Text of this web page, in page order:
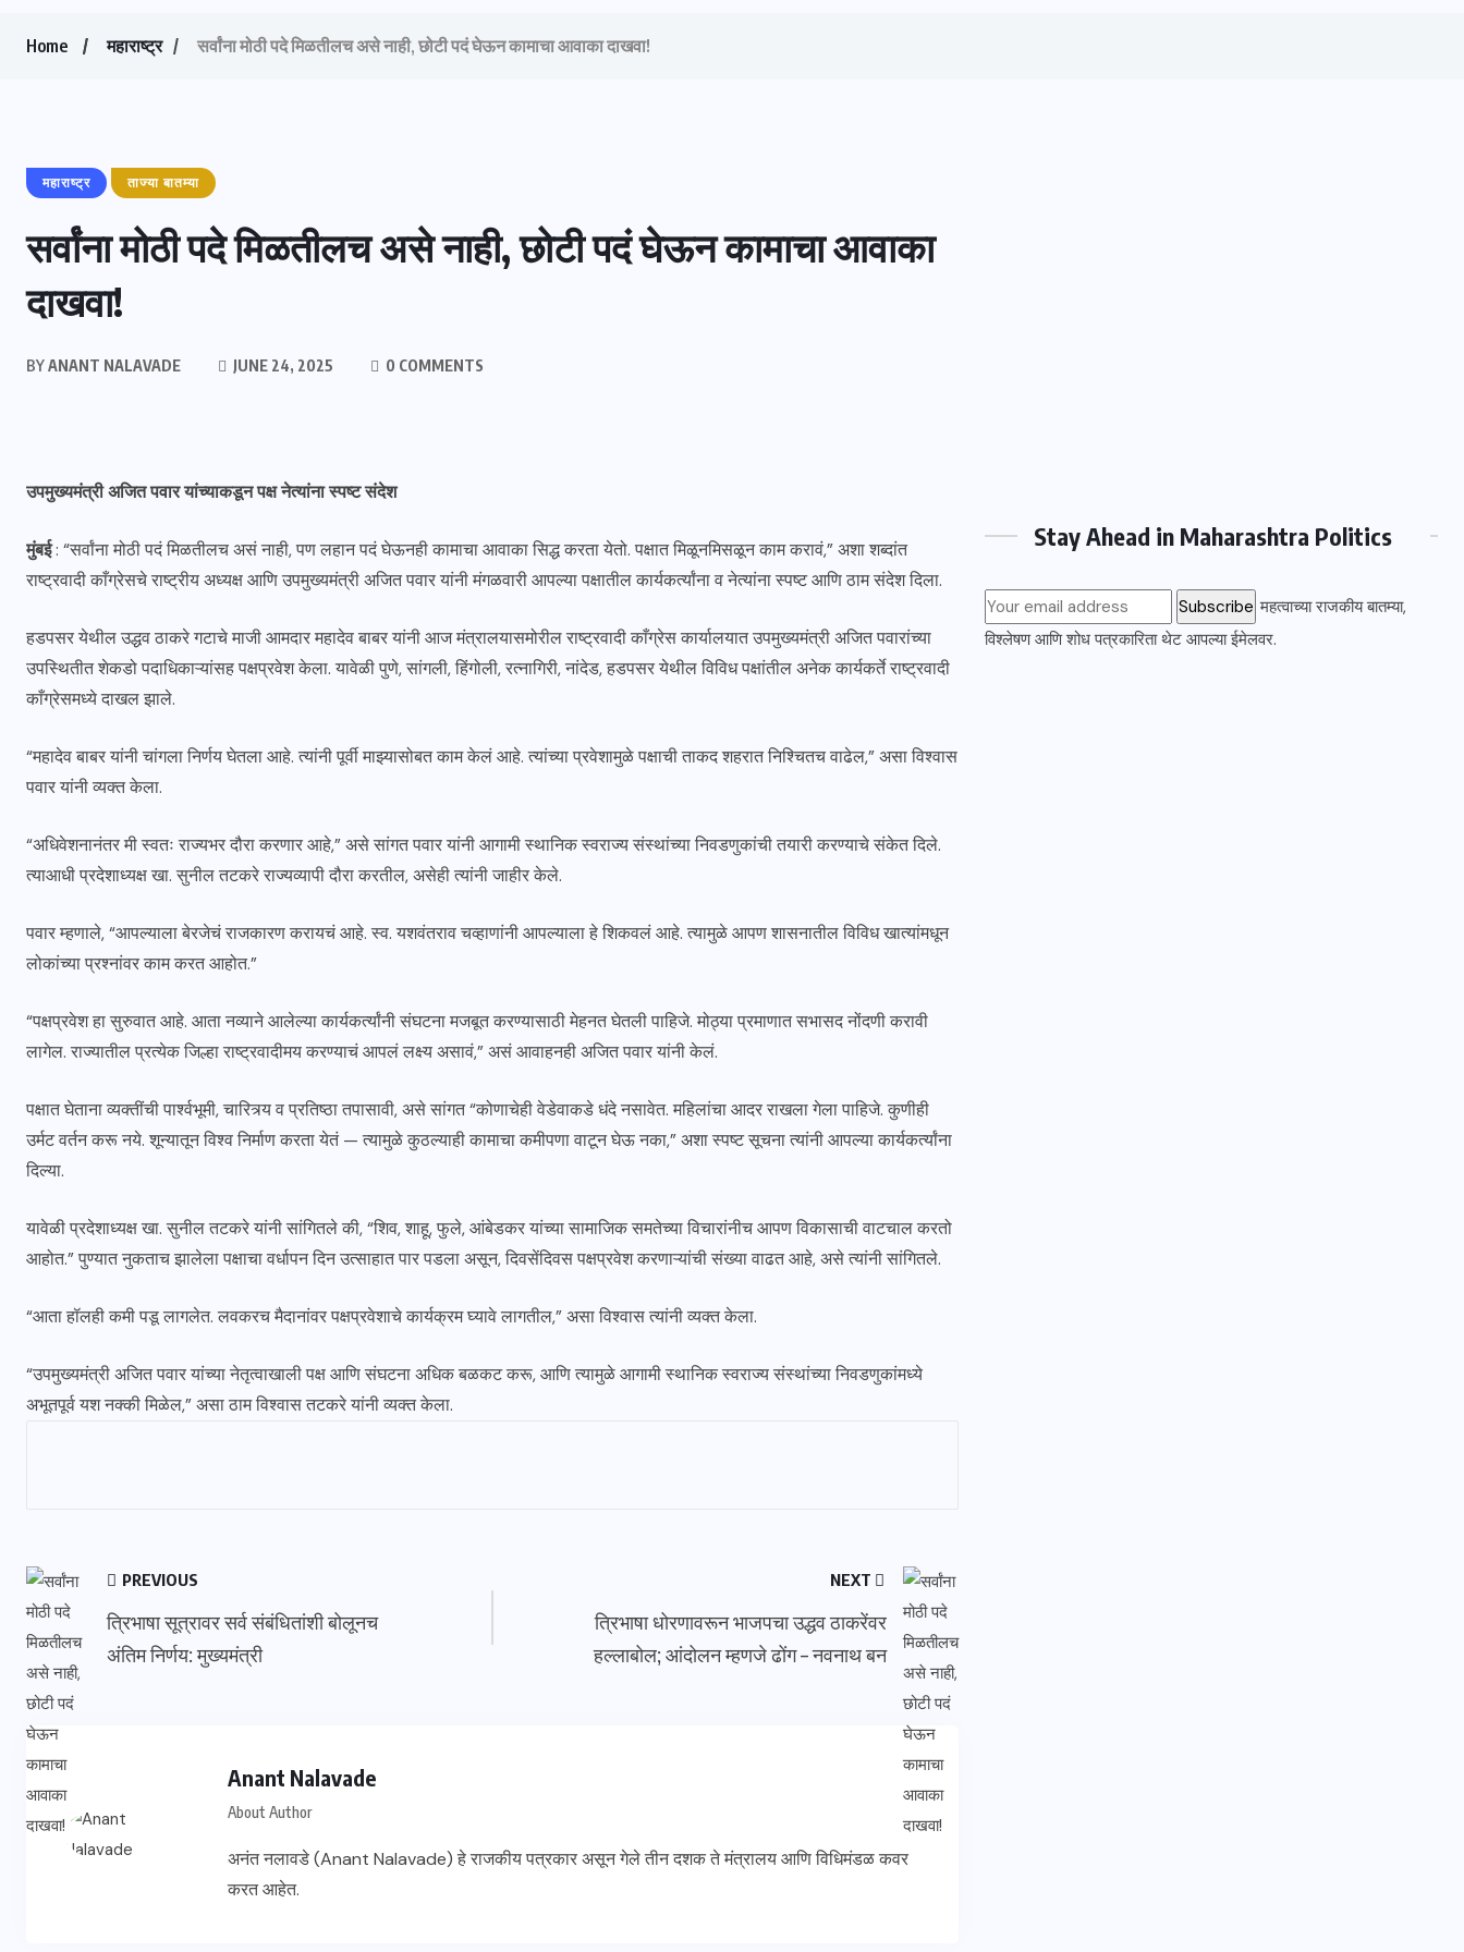
Home महाराष्ट्र सर्वांना मोठी पदे मिळतीलच असे नाही, छोटी पदं घेऊन कामाचा आवाका दाखवा!
महाराष्ट्र ताज्या बातम्या
सर्वांना मोठी पदे मिळतीलच असे नाही, छोटी पदं घेऊन कामाचा आवाका
दाखवा!
BYANANT NALAVADE JUNE 24, 2025 0 COMMENTS
उपमुख्यमंत्री अजित पवार यांच्याकडून पक्ष नेत्यांना स्पष्ट संदेश
मुंबई: “सर्वांना मोठी पदं मिळतीलच असं नाही, पण लहान पदं घेऊनही कामाचा आवाका सिद्ध करता येतो. पक्षात मिळूनमिसळून काम करावं,” अशा शब्दांत
राष्ट्रवादी काँग्रेसचे राष्ट्रीय अध्यक्ष आणि उपमुख्यमंत्री अजित पवार यांनी मंगळवारी आपल्या पक्षातील कार्यकर्त्यांना व नेत्यांना स्पष्ट आणि ठाम संदेश दिला.
हडपसर येथील उद्धव ठाकरे गटाचे माजी आमदार महादेव बाबर यांनी आज मंत्रालयासमोरील राष्ट्रवादी काँग्रेस कार्यालयात उपमुख्यमंत्री अजित पवारांच्या
उपस्थितीत शेकडो पदाधिकाऱ्यांसह पक्षप्रवेश केला. यावेळी पुणे, सांगली, हिंगोली, रत्नागिरी, नांदेड, हडपसर येथील विविध पक्षांतील अनेक कार्यकर्ते राष्ट्रवादी
काँग्रेसमध्ये दाखल झाले.
“महादेव बाबर यांनी चांगला निर्णय घेतला आहे. त्यांनी पूर्वी माझ्यासोबत काम केलं आहे. त्यांच्या प्रवेशामुळे पक्षाची ताकद शहरात निश्चितच वाढेल,” असा विश्वास
पवार यांनी व्यक्त केला.
“अधिवेशनानंतर मी स्वतः राज्यभर दौरा करणार आहे,” असे सांगत पवार यांनी आगामी स्थानिक स्वराज्य संस्थांच्या निवडणुकांची तयारी करण्याचे संकेत दिले.
त्याआधी प्रदेशाध्यक्ष खा. सुनील तटकरे राज्यव्यापी दौरा करतील, असेही त्यांनी जाहीर केले.
पवार म्हणाले, “आपल्याला बेरजेचं राजकारण करायचं आहे. स्व. यशवंतराव चव्हाणांनी आपल्याला हे शिकवलं आहे. त्यामुळे आपण शासनातील विविध खात्यांमधून
लोकांच्या प्रश्नांवर काम करत आहोत.”
“पक्षप्रवेश हा सुरुवात आहे. आता नव्याने आलेल्या कार्यकर्त्यांनी संघटना मजबूत करण्यासाठी मेहनत घेतली पाहिजे. मोठ्या प्रमाणात सभासद नोंदणी करावी
लागेल. राज्यातील प्रत्येक जिल्हा राष्ट्रवादीमय करण्याचं आपलं लक्ष्य असावं,” असं आवाहनही अजित पवार यांनी केलं.
पक्षात घेताना व्यक्तींची पार्श्वभूमी, चारित्र्य व प्रतिष्ठा तपासावी, असे सांगत “कोणाचेही वेडेवाकडे धंदे नसावेत. महिलांचा आदर राखला गेला पाहिजे. कुणीही
उर्मट वर्तन करू नये. शून्यातून विश्व निर्माण करता येतं — त्यामुळे कुठल्याही कामाचा कमीपणा वाटून घेऊ नका,” अशा स्पष्ट सूचना त्यांनी आपल्या कार्यकर्त्यांना
दिल्या.
यावेळी प्रदेशाध्यक्ष खा. सुनील तटकरे यांनी सांगितले की, “शिव, शाहू, फुले, आंबेडकर यांच्या सामाजिक समतेच्या विचारांनीच आपण विकासाची वाटचाल करतो
आहोत.” पुण्यात नुकताच झालेला पक्षाचा वर्धापन दिन उत्साहात पार पडला असून, दिवसेंदिवस पक्षप्रवेश करणाऱ्यांची संख्या वाढत आहे, असे त्यांनी सांगितले.
“आता हॉलही कमी पडू लागलेत. लवकरच मैदानांवर पक्षप्रवेशाचे कार्यक्रम घ्यावे लागतील,” असा विश्वास त्यांनी व्यक्त केला.
“उपमुख्यमंत्री अजित पवार यांच्या नेतृत्वाखाली पक्ष आणि संघटना अधिक बळकट करू, आणि त्यामुळे आगामी स्थानिक स्वराज्य संस्थांच्या निवडणुकांमध्ये
अभूतपूर्व यश नक्की मिळेल,” असा ठाम विश्वास तटकरे यांनी व्यक्त केला.
PREVIOUS
त्रिभाषा सूत्रावर सर्व संबंधितांशी बोलूनच
अंतिम निर्णय: मुख्यमंत्री
NEXT
त्रिभाषा धोरणावरून भाजपचा उद्धव ठाकरेंवर
हल्लाबोल; आंदोलन म्हणजे ढोंग – नवनाथ बन
Anant Nalavade
About Author
अनंत नलावडे (Anant Nalavade) हे राजकीय पत्रकार असून गेले तीन दशक ते मंत्रालय आणि विधिमंडळ कवर
करत आहेत.
Stay Ahead in Maharashtra Politics
महत्वाच्या राजकीय बातम्या,
विश्लेषण आणि शोध पत्रकारिता थेट आपल्या ईमेलवर.